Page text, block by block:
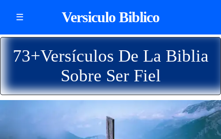
☰ Versiculo Biblico
73+Versículos De La Biblia
Sobre Ser Fiel